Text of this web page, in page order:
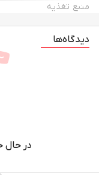
منبع تغذیه
دیدگاه‌ها
در حال